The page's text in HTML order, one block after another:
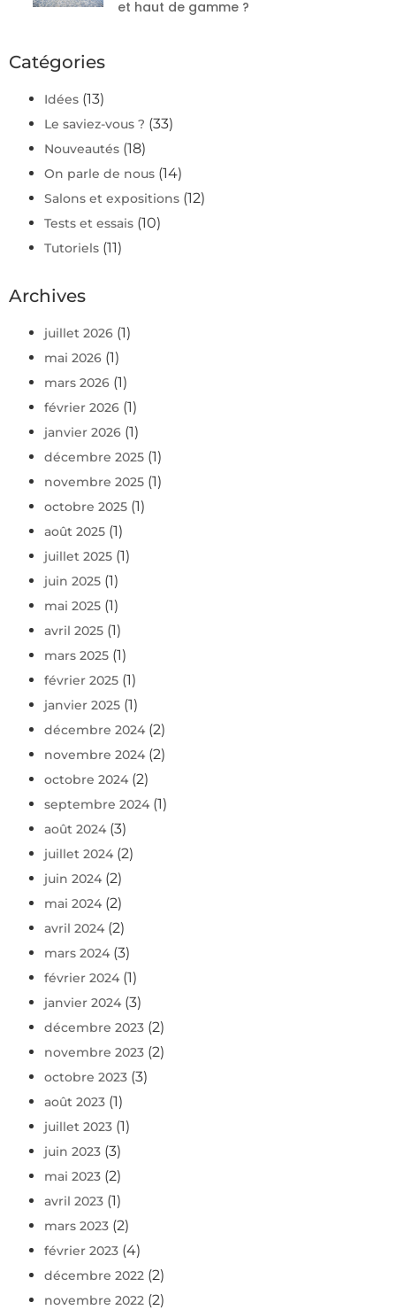
et haut de gamme ?
Catégories
Idées (13)
Le saviez-vous ? (33)
Nouveautés (18)
On parle de nous (14)
Salons et expositions (12)
Tests et essais (10)
Tutoriels (11)
Archives
juillet 2026 (1)
mai 2026 (1)
mars 2026 (1)
février 2026 (1)
janvier 2026 (1)
décembre 2025 (1)
novembre 2025 (1)
octobre 2025 (1)
août 2025 (1)
juillet 2025 (1)
juin 2025 (1)
mai 2025 (1)
avril 2025 (1)
mars 2025 (1)
février 2025 (1)
janvier 2025 (1)
décembre 2024 (2)
novembre 2024 (2)
octobre 2024 (2)
septembre 2024 (1)
août 2024 (3)
juillet 2024 (2)
juin 2024 (2)
mai 2024 (2)
avril 2024 (2)
mars 2024 (3)
février 2024 (1)
janvier 2024 (3)
décembre 2023 (2)
novembre 2023 (2)
octobre 2023 (3)
août 2023 (1)
juillet 2023 (1)
juin 2023 (3)
mai 2023 (2)
avril 2023 (1)
mars 2023 (2)
février 2023 (4)
décembre 2022 (2)
novembre 2022 (2)